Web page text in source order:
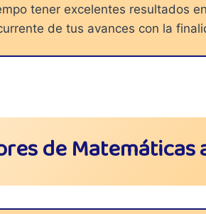
tener excelentes resultados
de tus avances con la
de